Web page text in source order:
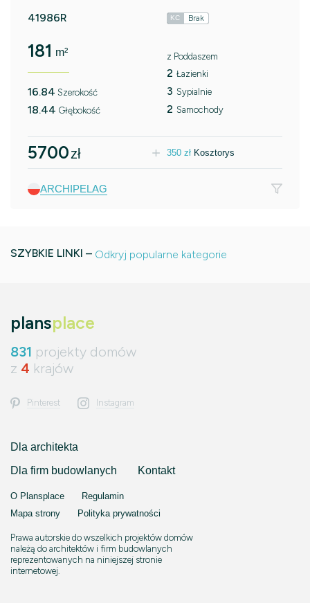
41986R KC Brak
181 m²
16.84 Szerokość
18.44 Głębokość
z Poddaszem
2 Łazienki
3 Sypialnie
2 Samochody
5700zł 350 zł Kosztorys
ARCHIPELAG
SZYBKIE LINKI – Odkryj popularne kategorie
plansplace
831 projekty domów
z 4 krajów
Pinterest Instagram
Dla architekta
Dla firm budowlanych
Kontakt
O Plansplace
Regulamin
Mapa strony
Polityka prywatności
Prawa autorskie do wszelkich projektów domów
należą do architektów i firm budowlanych
reprezentowanych na niniejszej stronie
internetowej.